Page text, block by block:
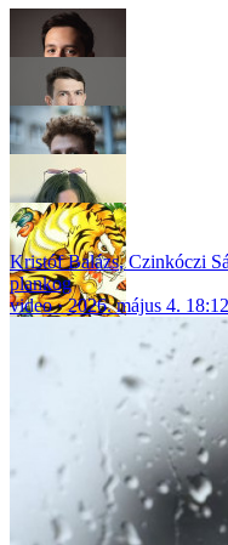
Kristóf Balázs,Czinkóczi
plankog
video
2026. május 4. 18:12